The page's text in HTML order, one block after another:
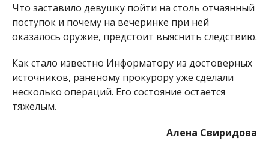
Что заставило девушку пойти на столь отчаянный
поступок и почему на вечеринке при ней
оказалось оружие, предстоит выяснить следствию.
Как стало известно Информатору из достоверных
источников, раненому прокурору уже сделали
несколько операций. Его состояние остается
тяжелым.
Алена Свиридова